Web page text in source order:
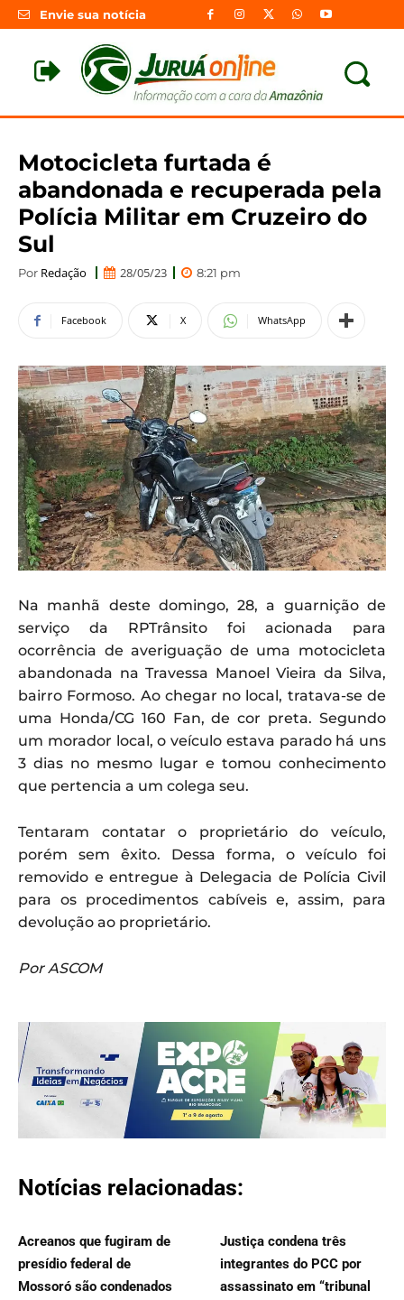
Envie sua notícia
Motocicleta furtada é
abandonada e recuperada pela
Polícia Militar em Cruzeiro do
Sul
Por Redação 28/05/23 8:21 pm
Facebook X WhatsApp
Na manhã deste domingo, 28, a guarnição de
serviço da RPTrânsito foi acionada para
ocorrência de averiguação de uma motocicleta
abandonada na Travessa Manoel Vieira da Silva,
bairro Formoso. Ao chegar no local, tratava-se de
uma Honda/CG 160 Fan, de cor preta. Segundo
um morador local, o veículo estava parado há uns
3 dias no mesmo lugar e tomou conhecimento
que pertencia a um colega seu.
Tentaram contatar o proprietário do veículo,
porém sem êxito. Dessa forma, o veículo foi
removido e entregue à Delegacia de Polícia Civil
para os procedimentos cabíveis e, assim, para
devolução ao proprietário.
Por ASCOM
Notícias relacionadas:
Acreanos que fugiram de
presídio federal de
Mossoró são condenados
Justiça condena três
integrantes do PCC por
assassinato em “tribunal